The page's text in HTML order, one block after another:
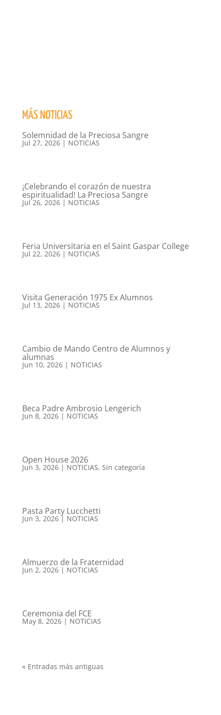
MÁS NOTICIAS
Solemnidad de la Preciosa Sangre
Jul 27, 2026| NOTICIAS
¡Celebrando el corazón de nuestra
espiritualidad! La Preciosa Sangre
Jul 26, 2026| NOTICIAS
Feria Universitaria en el Saint Gaspar College
Jul 22, 2026| NOTICIAS
Visita Generación 1975 Ex Alumnos
Jul 13, 2026| NOTICIAS
Cambio de Mando Centro de Alumnos y
alumnas
Jun 10, 2026| NOTICIAS
Beca Padre Ambrosio Lengerich
Jun 8, 2026| NOTICIAS
Open House 2026
Jun 3, 2026| NOTICIAS, Sin categoría
Pasta Party Lucchetti
Jun 3, 2026| NOTICIAS
Almuerzo de la Fraternidad
Jun 2, 2026| NOTICIAS
Ceremonia del FCE
May 8, 2026| NOTICIAS
« Entradas más antiguas